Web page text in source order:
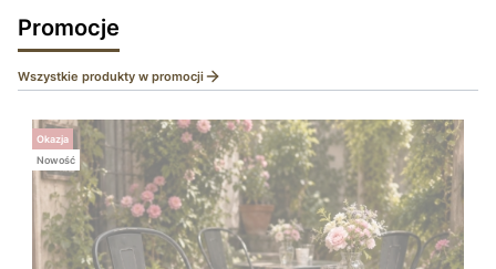
Promocje
Wszystkie produkty w promocji
Okazja
Nowość